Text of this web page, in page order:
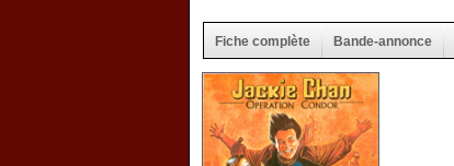
Fiche complète Bande-annonce